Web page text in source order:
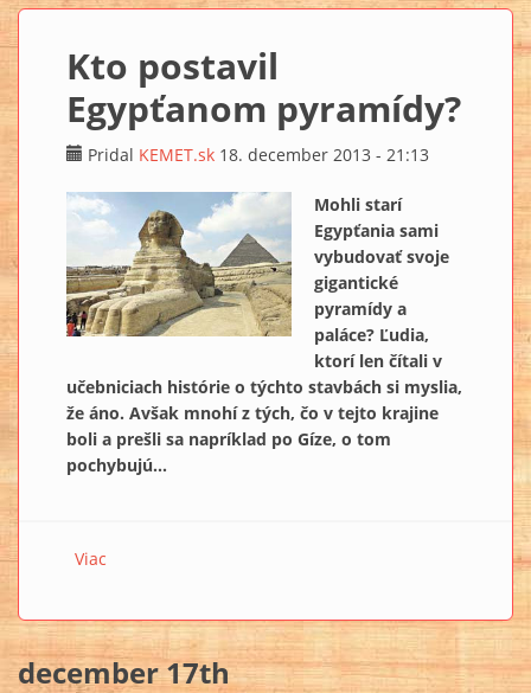
Kto postavil
Egypťanom pyramídy?
Pridal KEMET.sk 18. december 2013 - 21:13
Mohli starí
Egypťania sami
vybudovať svoje
gigantické
pyramídy a
paláce? Ľudia,
ktorí len čítali v
učebniciach histórie o týchto stavbách si myslia,
že áno. Avšak mnohí z tých, čo v tejto krajine
boli a prešli sa napríklad po Gíze, o tom
pochybujú...
Viac
december 17th